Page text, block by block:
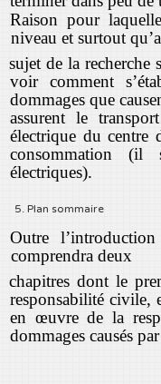
Raison pour
niveau et surtout
sujet de la recherche
voir comment
dommages que
assurent le
électrique du centre
consommation
électriques).
5. Plan sommaire
Outre
comprendra deux
chapitres dont le
responsabilité civile,
en œuvre de la
dommages causés